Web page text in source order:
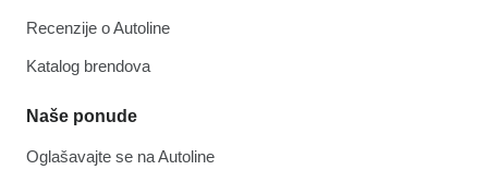
Recenzije o Autoline
Katalog brendova
Naše ponude
Oglašavajte se na Autoline